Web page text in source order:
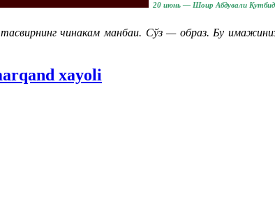
20 июнь — Шоир Абдували
чинакам манбаи. Сўз — образ. Бу
xayoli